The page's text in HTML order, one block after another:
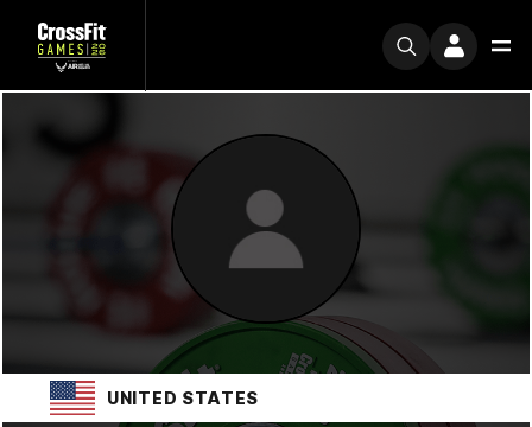
UNITED STATES